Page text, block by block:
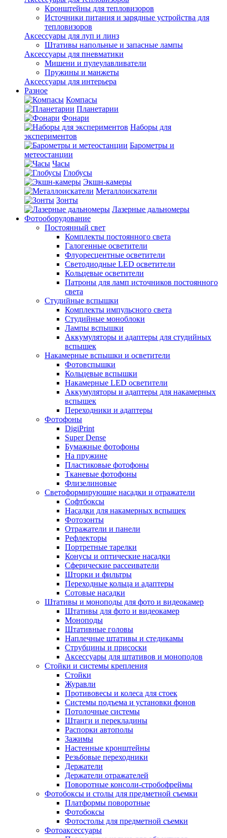
Кронштейны для тепловизоров
Источники питания и зарядные устройства для
тепловизоров
Аксессуары для луп и линз
Штативы напольные и запасные лампы
Аксессуары для пневматики
Мишени и пулеулавливатели
Пружины и манжеты
Аксессуары для интерьера
Разное
Компасы
Планетарии
Фонари
Наборы для
экспериментов
Барометры и
метеостанции
Часы
Глобусы
Экшн-камеры
Металлоискатели
Зонты
Лазерные дальномеры
Фотооборудование
Постоянный свет
Комплекты постоянного света
Галогенные осветители
Флуоресцентные осветители
Светодиодные LED осветители
Кольцевые осветители
Патроны для ламп источников постоянного
света
Студийные вспышки
Комплекты импульсного света
Студийные моноблоки
Лампы вспышки
Аккумуляторы и адаптеры для студийных
вспышек
Накамерные вспышки и осветители
Фотовспышки
Кольцевые вспышки
Накамерные LED осветители
Аккумуляторы и адаптеры для накамерных
вспышек
Переходники и адаптеры
Фотофоны
DigiPrint
Super Dense
Бумажные фотофоны
На пружине
Пластиковые фотофоны
Тканевые фотофоны
Флизелиновые
Светоформирующие насадки и отражатели
Софтбоксы
Насадки для накамерных вспышек
Фотозонты
Отражатели и панели
Рефлекторы
Портретные тарелки
Конусы и оптические насадки
Сферические рассеиватели
Шторки и фильтры
Переходные кольца и адаптеры
Сотовые насадки
Штативы и моноподы для фото и видеокамер
Штативы для фото и видеокамер
Моноподы
Штативные головы
Наплечные штативы и стедикамы
Струбцины и присоски
Аксессуары для штативов и моноподов
Стойки и системы крепления
Стойки
Журавли
Противовесы и колеса для стоек
Системы подъема и установки фонов
Потолочные системы
Штанги и перекладины
Распорки автополы
Зажимы
Настенные кронштейны
Резьбовые переходники
Держатели
Держатели отражателей
Поворотные консоли-стробофреймы
Фотобоксы и столы для предметной съемки
Платформы поворотные
Фотобоксы
Фотостолы для предметной съемки
Фотоаксессуары